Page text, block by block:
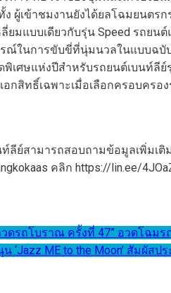
ง ผู้เข้าชมงานยังได้ยลโฉมยนต
มแบบเดียวกับรุ่น Speed รถยน
ณ์ในการขับขี่ที่นุ่มนวลในแบบฉบั
พิเศษแห่งปีสำหรับรถยนต์เบนท์
อกสิทธิ์เฉพาะเมื่อเลือกครอบคร
ลีย์สามารถสอบถามข้อมูลเพิ่มเติ
คลิก https://lin.ee/
วดรถโบราณ ครั้งที่ 47” อวดโฉม
‘Jazz ME to the Moon’ สัมผัส